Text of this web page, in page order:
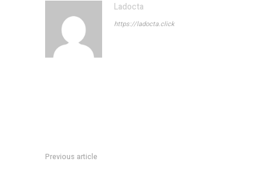
Ladocta
https://ladocta.click
Previous article